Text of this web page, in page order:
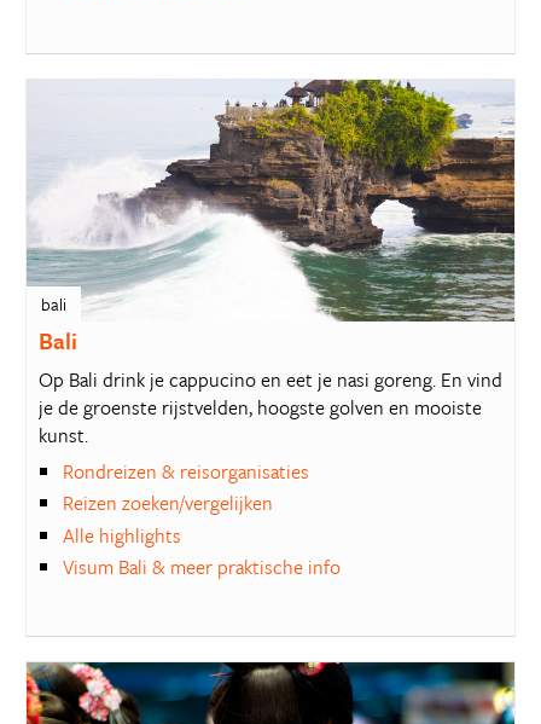
bali
Bali
Op Bali drink je cappucino en eet je nasi goreng. En vind
je de groenste rijstvelden, hoogste golven en mooiste
kunst.
Rondreizen & reisorganisaties
Reizen zoeken/vergelijken
Alle highlights
Visum Bali & meer praktische info